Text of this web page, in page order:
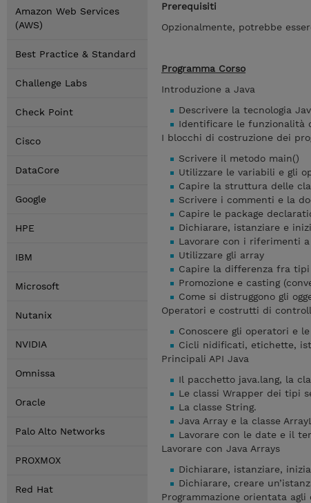
Amazon Web Services
(AWS)
Best Practice & Standard
Challenge Labs
Check Point
Cisco
DataCore
Google
HPE
IBM
Microsoft
Nutanix
NVIDIA
Omnissa
Oracle
Palo Alto Networks
PROXMOX
Red Hat
Prerequisiti
Opzionalmente, potrebbe
Programma Corso
Introduzione a Java
Descrivere la tecnologia
Identificare le funzionalità
I blocchi di costruzione dei
Scrivere il metodo main()
Utilizzare le variabili e gli
Capire la struttura delle
Scrivere i commenti e la
Capire le package
Dichiarare, istanziare e
Lavorare con i riferimenti a
Utilizzare gli array
Capire la differenza fra
Promozione e casting
Come si distruggono gli
Operatori e costrutti di
Conoscere gli operatori e
Cicli nidificati, etichette,
Principali API Java
Il pacchetto java.lang, la
Le classi Wrapper dei tipi
La classe String.
Java Array e la classe
Lavorare con le date e il
Lavorare con Java Arrays
Dichiarare, istanziare,
Dichiarare, creare
Programmazione orientata